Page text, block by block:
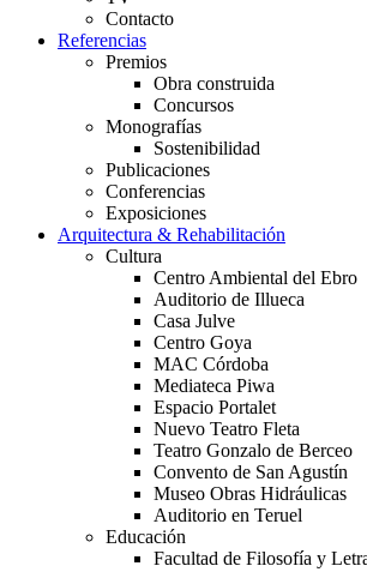
Contacto
Referencias
Premios
Obra construida
Concursos
Monografías
Sostenibilidad
Publicaciones
Conferencias
Exposiciones
Arquitectura & Rehabilitación
Cultura
Centro Ambiental del Ebro
Auditorio de Illueca
Casa Julve
Centro Goya
MAC Córdoba
Mediateca Piwa
Espacio Portalet
Nuevo Teatro Fleta
Teatro Gonzalo de Berceo
Convento de San Agustín
Museo Obras Hidráulicas
Auditorio en Teruel
Educación
Facultad de Filosofía y